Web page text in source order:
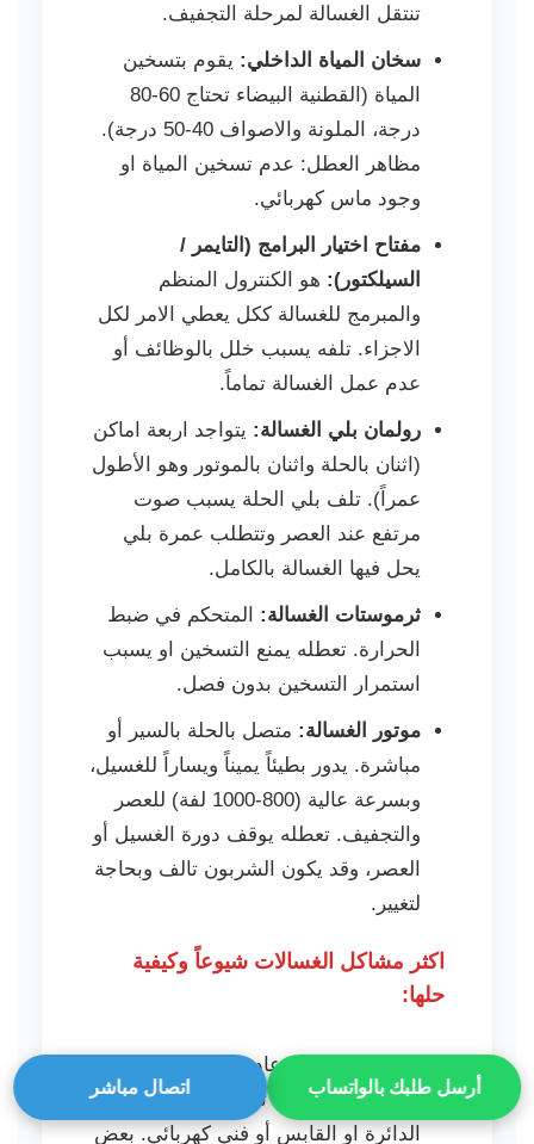
تنتقل الغسالة لمرحلة التجفيف.
سخان المياة الداخلي: يقوم بتسخين
المياة (القطنية البيضاء تحتاج 60-80
درجة، الملونة والاصواف 40-50 درجة).
مظاهر العطل: عدم تسخين المياة او
وجود ماس كهربائي.
مفتاح اختيار البرامج (التايمر /
السيلكتور): هو الكنترول المنظم
والمبرمج للغسالة ككل يعطي الامر لكل
الاجزاء. تلفه يسبب خلل بالوظائف أو
عدم عمل الغسالة تماماً.
رولمان بلي الغسالة: يتواجد اربعة اماكن
(اثنان بالحلة واثنان بالموتور وهو الأطول
عمراً). تلف بلي الحلة يسبب صوت
مرتفع عند العصر وتتطلب عمرة بلي
يحل فيها الغسالة بالكامل.
ثرموستات الغسالة: المتحكم في ضبط
الحرارة. تعطله يمنع التسخين او يسبب
استمرار التسخين بدون فصل.
موتور الغسالة: متصل بالحلة بالسير أو
مباشرة. يدور بطيئاً يميناً ويساراً للغسيل،
وبسرعة عالية (800-1000 لفة) للعصر
والتجفيف. تعطله يوقف دورة الغسيل أو
العصر، وقد يكون الشربون تالف وبحاجة
لتغيير.
اكثر مشاكل الغسالات شيوعاً وكيفية
حلها:
الغسالة متوقفه:عادة ما تكون مشكلة
في مصدر الطاقة. تحقق من قاطع
الدائرة او القابس أو فني كهربائي. بعض
أرسل طلبك بالواتساب اتصال مباشر